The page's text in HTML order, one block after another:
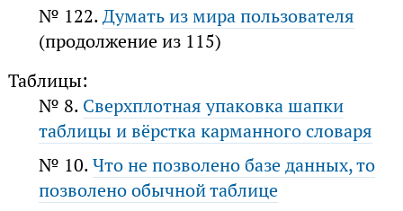
№ 122.Думать из мира пользователя
(продолжение из 115)
Таблицы:
№ 8. Сверхплотная упаковка шапки
таблицы и вёрстка карманного словаря
№ 10.Что не позволено базе данных, то
позволено обычной таблице